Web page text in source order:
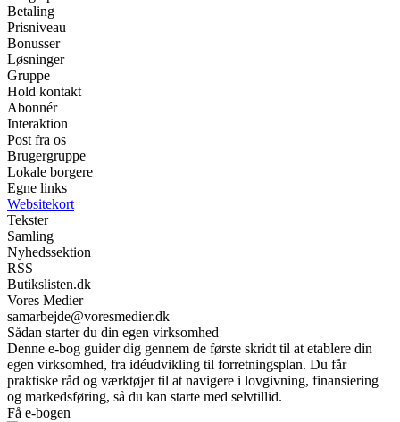
Betaling
Prisniveau
Bonusser
Løsninger
Gruppe
Hold kontakt
Abonnér
Interaktion
Post fra os
Brugergruppe
Lokale borgere
Egne links
Websitekort
Tekster
Samling
Nyhedssektion
RSS
Butikslisten.dk
Vores Medier
samarbejde@voresmedier.dk
Sådan starter du din egen virksomhed
Denne e-bog guider dig gennem de første skridt til at etablere din
egen virksomhed, fra idéudvikling til forretningsplan. Du får
praktiske råd og værktøjer til at navigere i lovgivning, finansiering
og markedsføring, så du kan starte med selvtillid.
Få e-bogen